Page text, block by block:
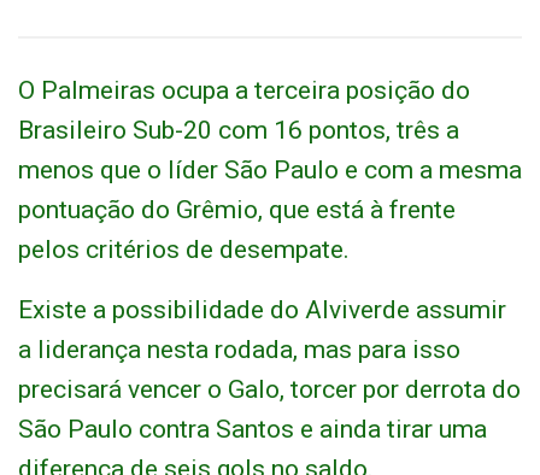
O Palmeiras ocupa a terceira posição do
Brasileiro Sub-20 com 16 pontos, três a
menos que o líder São Paulo e com a mesma
pontuação do Grêmio, que está à frente
pelos critérios de desempate.
Existe a possibilidade do Alviverde assumir
a liderança nesta rodada, mas para isso
precisará vencer o Galo, torcer por derrota do
São Paulo contra Santos e ainda tirar uma